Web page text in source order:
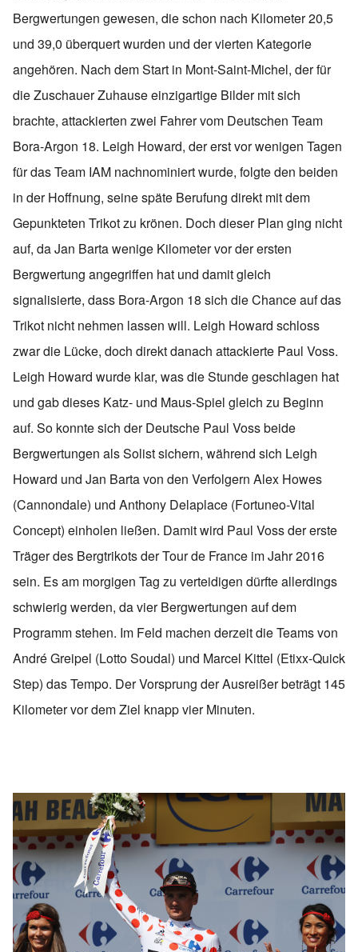
Bergwertungen gewesen, die schon nach Kilometer 20,5
und 39,0 überquert wurden und der vierten Kategorie
angehören. Nach dem Start in Mont-Saint-Michel, der für
die Zuschauer Zuhause einzigartige Bilder mit sich
brachte, attackierten zwei Fahrer vom Deutschen Team
Bora-Argon 18. Leigh Howard, der erst vor wenigen Tagen
für das Team IAM nachnominiert wurde, folgte den beiden
in der Hoffnung, seine späte Berufung direkt mit dem
Gepunkteten Trikot zu krönen. Doch dieser Plan ging nicht
auf, da Jan Barta wenige Kilometer vor der ersten
Bergwertung angegriffen hat und damit gleich
signalisierte, dass Bora-Argon 18 sich die Chance auf das
Trikot nicht nehmen lassen will. Leigh Howard schloss
zwar die Lücke, doch direkt danach attackierte Paul Voss.
Leigh Howard wurde klar, was die Stunde geschlagen hat
und gab dieses Katz- und Maus-Spiel gleich zu Beginn
auf. So konnte sich der Deutsche Paul Voss beide
Bergwertungen als Solist sichern, während sich Leigh
Howard und Jan Barta von den Verfolgern Alex Howes
(Cannondale) und Anthony Delaplace (Fortuneo-Vital
Concept) einholen ließen. Damit wird Paul Voss der erste
Träger des Bergtrikots der Tour de France im Jahr 2016
sein. Es am morgigen Tag zu verteidigen dürfte allerdings
schwierig werden, da vier Bergwertungen auf dem
Programm stehen. Im Feld machen derzeit die Teams von
André Greipel (Lotto Soudal) und Marcel Kittel (Etixx-Quick
Step) das Tempo. Der Vorsprung der Ausreißer beträgt 145
Kilometer vor dem Ziel knapp vier Minuten.